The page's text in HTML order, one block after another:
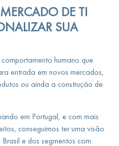
DE TI
SUA
humano que
entrada em novos mercados,
ou ainda a construção de
em Portugal, e com mais
conseguimos ter uma visão
e dos segmentos com